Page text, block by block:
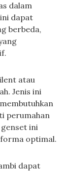
dalam
dapat
berbeda,
atau
Jenis ini
perumahan
ini
optimal.
dapat